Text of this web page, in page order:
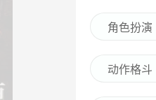
角色扮演
动作格斗